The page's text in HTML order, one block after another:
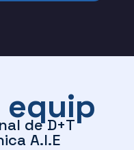
equip
de D+T
A.I.E